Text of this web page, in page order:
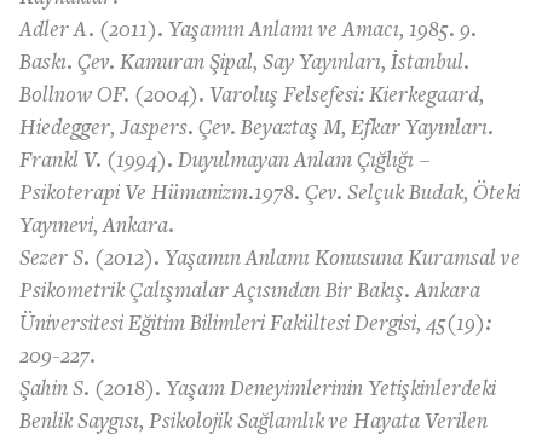
Adler A. (2011). Yaşamın Anlamı ve Amacı, 1985. 9.
Baskı. Çev. Kamuran Şipal, Say Yayınları, İstanbul.
Bollnow OF. (2004). Varoluş Felsefesi: Kierkegaard,
Hiedegger, Jaspers. Çev. Beyaztaş M, Efkar Yayınları.
Frankl V. (1994). Duyulmayan Anlam Çığlığı –
Psikoterapi Ve Hümanizm.1978. Çev. Selçuk Budak, Öteki
Yayınevi, Ankara.
Sezer S. (2012). Yaşamın Anlamı Konusuna Kuramsal ve
Psikometrik Çalışmalar Açısından Bir Bakış. Ankara
Üniversitesi Eğitim Bilimleri Fakültesi Dergisi, 45(19):
209-227.
Şahin S. (2018). Yaşam Deneyimlerinin Yetişkinlerdeki
Benlik Saygısı, Psikolojik Sağlamlık ve Hayata Verilen